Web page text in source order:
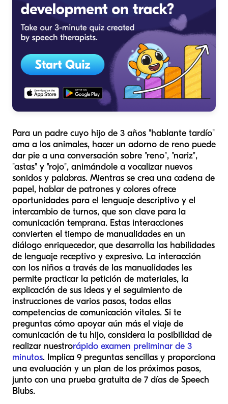
Para un padre cuyo hijo de 3 años "hablante tardío"
ama a los animales, hacer un adorno de reno puede
dar pie a una conversación sobre "reno", "nariz",
"astas" y "rojo", animándole a vocalizar nuevos
sonidos y palabras. Mientras se crea una cadena de
papel, hablar de patrones y colores ofrece
oportunidades para el lenguaje descriptivo y el
intercambio de turnos, que son clave para la
comunicación temprana. Estas interacciones
convierten el tiempo de manualidades en un
diálogo enriquecedor, que desarrolla las habilidades
de lenguaje receptivo y expresivo. La interacción
con los niños a través de las manualidades les
permite practicar la petición de materiales, la
explicación de sus ideas y el seguimiento de
instrucciones de varios pasos, todas ellas
competencias de comunicación vitales. Si te
preguntas cómo apoyar aún más el viaje de
comunicación de tu hijo, considera la posibilidad de
realizar nuestrorápido examen preliminar de 3
minutos. Implica 9 preguntas sencillas y proporciona
una evaluación y un plan de los próximos pasos,
junto con una prueba gratuita de 7 días de Speech
Blubs.